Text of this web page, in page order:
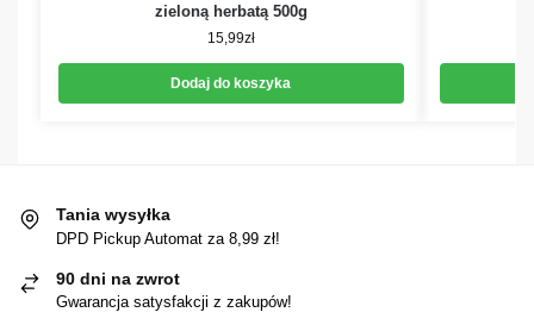
zieloną herbatą 500g
15,99zł
Dodaj do koszyka
Tania wysyłka
DPD Pickup Automat za 8,99 zł!
90 dni na zwrot
Gwarancja satysfakcji z zakupów!